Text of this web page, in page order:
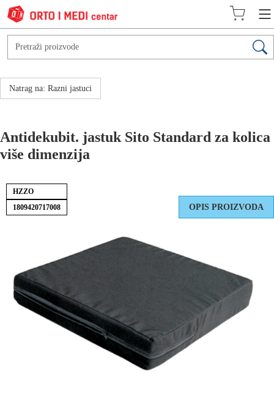
Natrag na: Razni jastuci
Antidekubit. jastuk Sito Standard za kolica
više dimenzija
HZZO
1809420717008
OPIS PROIZVODA